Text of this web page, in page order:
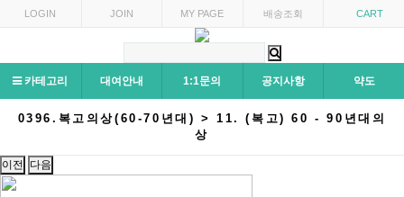
LOGIN JOIN MY PAGE 배송조회 CART
카테고리 대여안내 1:1문의 공지사항 약도
0396.복고의상(60-70년대) > 11. (복고) 60 - 90년대의
상
이전 다음